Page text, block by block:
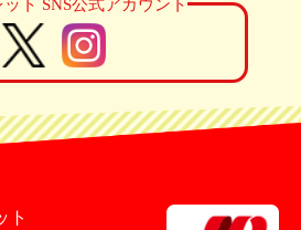
ト SNS公式アカウント
ト